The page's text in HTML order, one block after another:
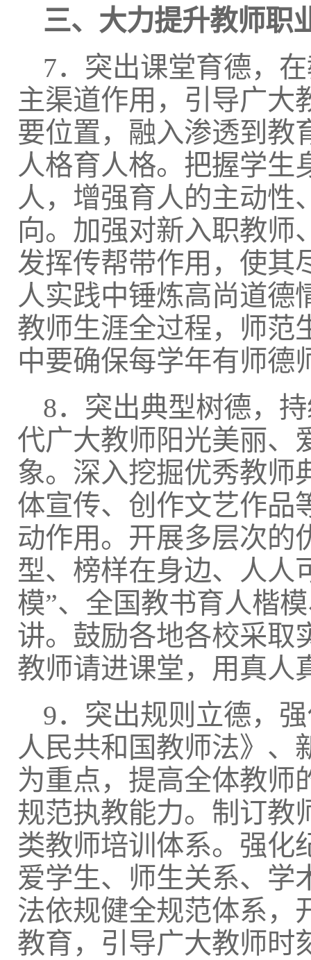
三、大力提升教师职
7．突出课堂育德，
主渠道作用，引导广大
要位置，融入渗透到教
人格育人格。把握学生
人，增强育人的主动性
向。加强对新入职教师
发挥传帮带作用，使其
人实践中锤炼高尚道德
教师生涯全过程，师范
中要确保每学年有师德
8．突出典型树德，
代广大教师阳光美丽、
象。深入挖掘优秀教师
体宣传、创作文艺作品
动作用。开展多层次的
型、榜样在身边、人人
模”、全国教书育人楷
讲。鼓励各地各校采取
教师请进课堂，用真人
9．突出规则立德，
人民共和国教师法》、
为重点，提高全体教师
规范执教能力。制订教
类教师培训体系。强化
爱学生、师生关系、学
法依规健全规范体系，
教育，引导广大教师时